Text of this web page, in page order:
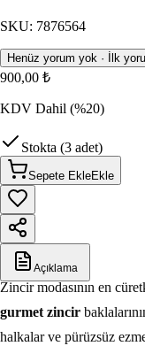
SKU: 7876564
Henüz yorum yok · İlk
900,00 ₺
KDV Dahil (%20)
Stokta (3 adet)
Sepete EkleEkle
Açıklama
Zincir modasının en
gurmet zincir
halkalar ve pürüzsüz